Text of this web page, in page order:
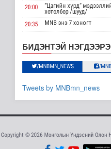
наадам-д о..
Cпорт
9 цаг 38
Энэ сарын 15-
эхэлж
хэрэгслийн
Нийгэм
9 цаг 45
Хэт халууны
Токиогийн
Шар мэдээ
Нэгдүгээр
20:00
“Цагийн хүрд”
хөтөлбөр /шууд/
20:35
MNB энэ 7 хоногт
Дорноговь аймгаас /
22:10
“Эргүүлэг” ОАУСК 4-р
23:25
“Гэрэлтэй цонх” үдшийн
хөтөлбөр
БИДЭНТЭЙ
/MNBMN_NEWS /
Tweets by MNBmn_news
Copyright © 2026 Монголын Үндэсний Олон